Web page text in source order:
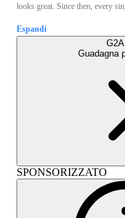
looks great. Since then, every
Espandi
Guadagna
SPONSORIZZATO